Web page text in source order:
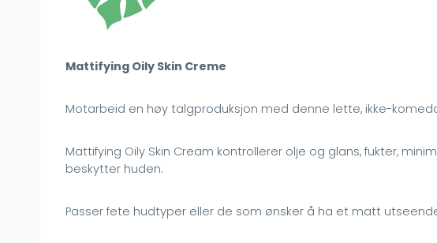
Mattifying Oily Skin Creme
Motarbeid en høy talgproduksjon med denne lette, ikke-
Mattifying Oily Skin Cream kontrollerer olje og glans, fukter,
beskytter huden.
Passer fete hudtyper eller de som ønsker å ha et matt